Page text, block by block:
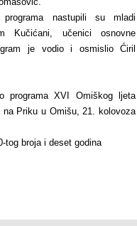
nastupili su mladi
Kučićani, učenici osnovne
je vodio i osmislio Ćiril
programa XVI Omiškog ljeta
na Priku u Omišu, 21. kolovoza
tog broja i deset godina